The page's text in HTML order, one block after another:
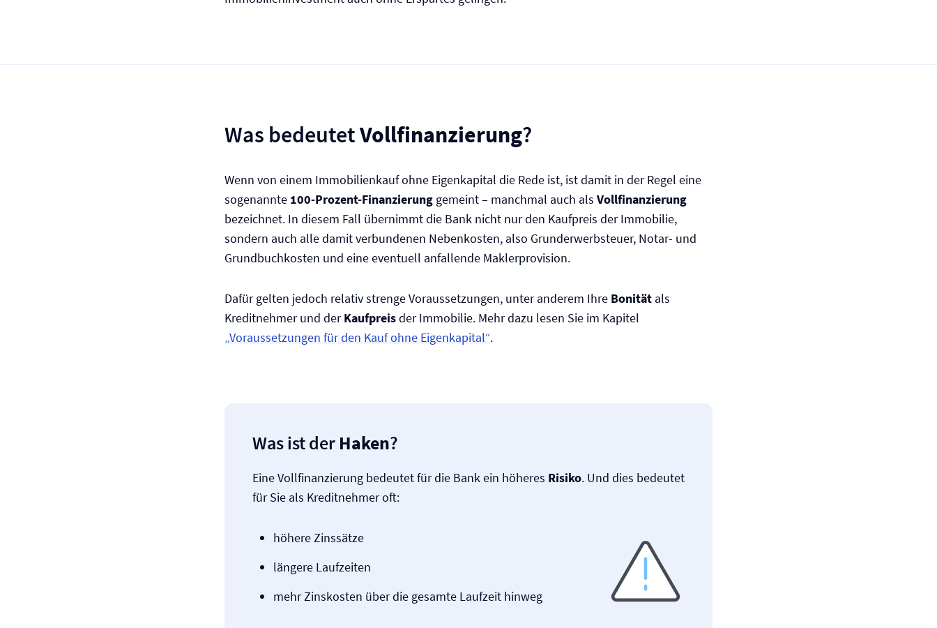
Was bedeutetVollfinanzierung?
Wenn von einem Immobilienkauf ohne Eigenkapital die Rede ist, ist damit in der Regel eine
sogenannte 100-Prozent-Finanzierung gemeint – manchmal auch als Vollfinanzierung
bezeichnet. In diesem Fall übernimmt die Bank nicht nur den Kaufpreis der Immobilie,
sondern auch alle damit verbundenen Nebenkosten, also Grunderwerbsteuer, Notar- und
Grundbuchkosten und eine eventuell anfallende Maklerprovision.
Dafür gelten jedoch relativ strenge Voraussetzungen, unter anderem Ihre Bonität als
Kreditnehmer und derKaufpreisder Immobilie. Mehr dazu lesen Sie im Kapitel
„Voraussetzungen für den Kauf ohne Eigenkapital“.
Was ist der Haken?
Eine Vollfinanzierung bedeutet für die Bank ein höheres Risiko. Und dies bedeutet
für Sie als Kreditnehmer oft:
höhere Zinssätze
längere Laufzeiten
mehr Zinskosten über die gesamte Laufzeit hinweg